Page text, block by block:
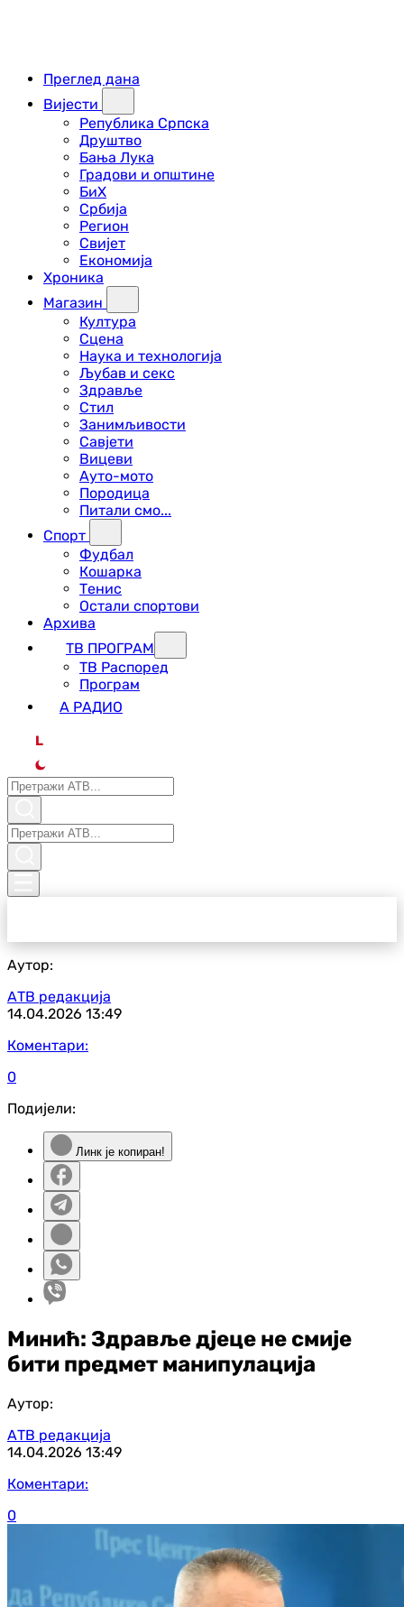
Преглед дана
Вијести
Република Српска
Друштво
Бања Лука
Градови и општине
БиХ
Србија
Регион
Свијет
Економија
Хроника
Магазин
Култура
Сцена
Наука и технологија
Љубав и секс
Здравље
Стил
Занимљивости
Савјети
Вицеви
Ауто-мото
Породица
Питали смо...
Спорт
Фудбал
Кошарка
Тенис
Остали спортови
Архива
ТВ ПРОГРАМ
ТВ Распоред
Програм
А РАДИО
L
Аутор:
АТВ редакција
14.04.2026 13:49
Коментари:
0
Подијели:
Линк је копиран!
Минић: Здравље дјеце не смије
бити предмет манипулација
Аутор:
АТВ редакција
14.04.2026 13:49
Коментари:
0